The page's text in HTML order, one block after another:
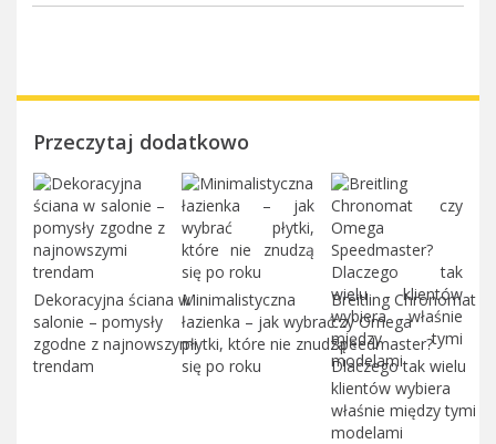
Przeczytaj dodatkowo
Dekoracyjna ściana w
salonie – pomysły
zgodne z najnowszymi
trendam
Minimalistyczna
łazienka – jak wybrać
płytki, które nie znudzą
się po roku
Breitling Chronomat
czy Omega
Speedmaster?
Dlaczego tak wielu
klientów wybiera
właśnie między tymi
modelami